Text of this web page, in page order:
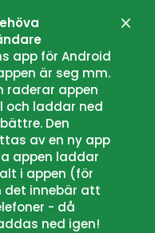
app för Android
är seg mm.
raderar appen
och laddar ned
Den
av en ny app
appen laddar
i appen (för
innebär att
- då
ned igen!